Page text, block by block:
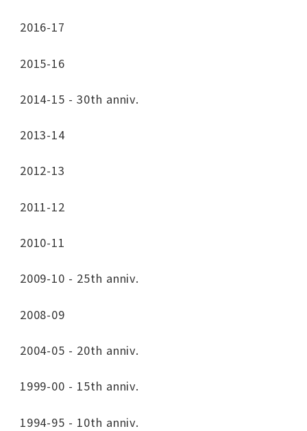
2016-17
2015-16
2014-15 - 30th anniv.
2013-14
2012-13
2011-12
2010-11
2009-10 - 25th anniv.
2008-09
2004-05 - 20th anniv.
1999-00 - 15th anniv.
1994-95 - 10th anniv.